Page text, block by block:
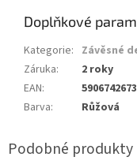
Doplňkové
Kategorie: Závěsné
Záruka:
2 roky
EAN:
Barva: Růžová